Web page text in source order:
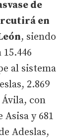
de
en
, siendo
al sistema
2.869
Ávila, con
Asisa y 681
Adeslas,